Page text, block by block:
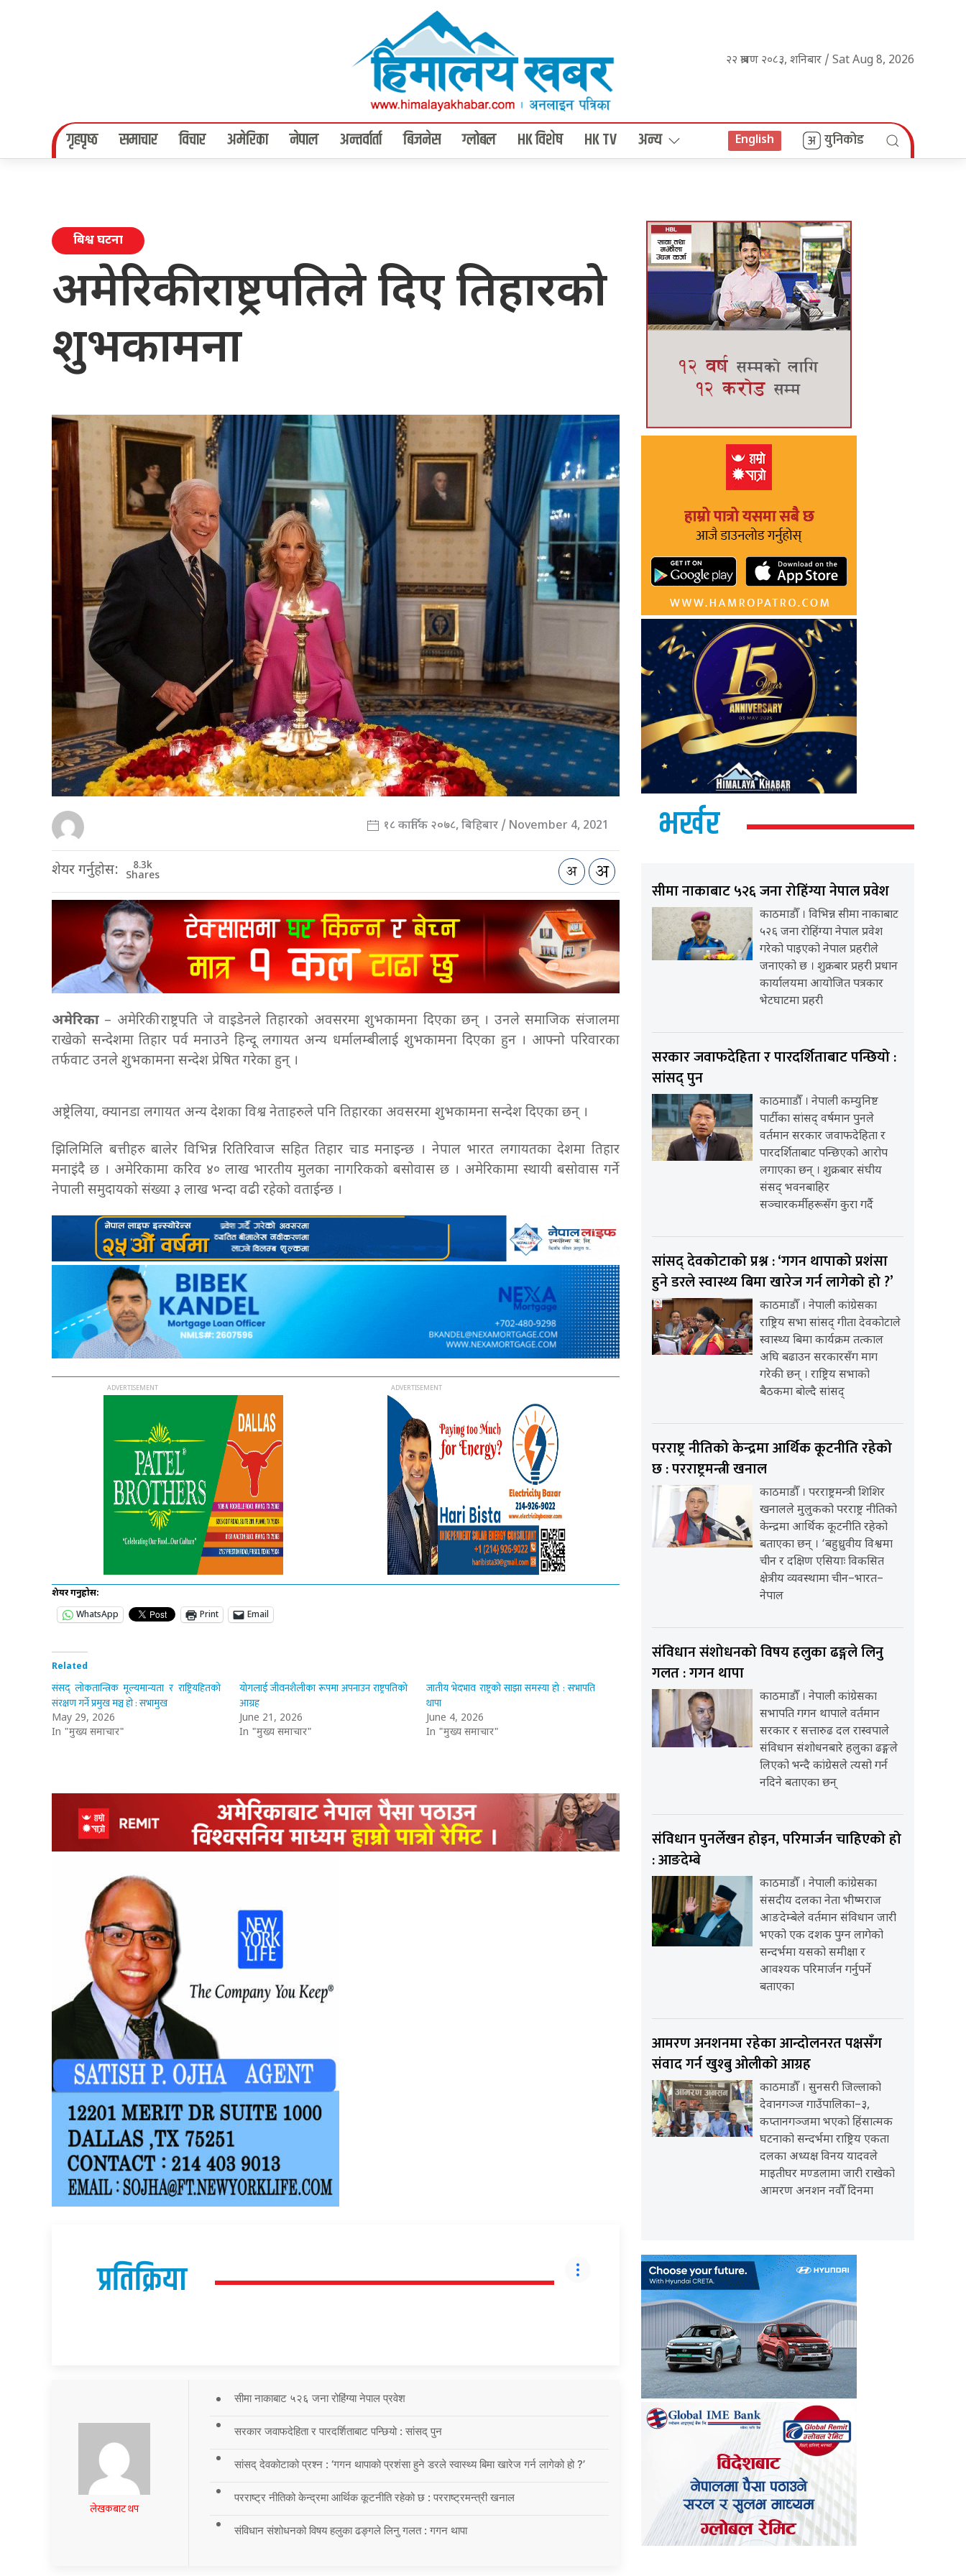
२२ श्रावण २०८३, शनिबार / Sat Aug 8, 2026
गृहपृष्‍ठ समाचार विचार अमेरिका नेपाल अन्तर्वार्ता बिजनेस ग्लोबल HK विशेष HK TV अन्य English युनिकोड
बिश्व घटना
अमेरिकी राष्ट्रपतिले दिए तिहारको
शुभकामना
१८ कार्तिक २०७८, बिहिबार / November 4, 2021
शेयर गर्नुहोस: 8.3k
Shares
अमेरिका – अमेरिकी राष्ट्रपति जे वाइडेनले तिहारको अवसरमा शुभकामना दिएका छन् । उनले समाजिक संजालमा
राखेको सन्देशमा तिहार पर्व मनाउने हिन्दू लगायत अन्य धर्मालम्बीलाई शुभकामना दिएका हुन । आफ्नो परिवारका
तर्फवाट उनले शुभकामना सन्देश प्रेषित गरेका हुन् ।
अष्ट्रेलिया, क्यानडा लगायत अन्य देशका विश्व नेताहरुले पनि तिहारका अवसरमा शुभकामना सन्देश दिएका छन् ।
झिलिमिलि बत्तीहरु बालेर विभिन्न रितिरिवाज सहित तिहार चाड मनाइन्छ । नेपाल भारत लगायतका देशमा तिहार
मनाइंदै छ । अमेरिकामा करिव ४० लाख भारतीय मुलका नागरिकको बसोवास छ । अमेरिकामा स्थायी बसोवास गर्ने
नेपाली समुदायको संख्या ३ लाख भन्दा वढी रहेको वताईन्छ ।
शेयर गर्नुहोस:
WhatsApp
Print Email
Related
संसद् लोकतान्त्रिक मूल्यमान्यता र राष्ट्रियहितको
संरक्षण गर्ने प्रमुख मञ्च हो : सभामुख
May 29, 2026
In "मुख्य समाचार"
योगलाई जीवनशैलीका रूपमा अपनाउन राष्ट्रपतिको
आग्रह
June 21, 2026
In "मुख्य समाचार"
जातीय भेदभाव राष्ट्रको साझा समस्या हो : सभापति
थापा
June 4, 2026
In "मुख्य समाचार"
प्रतिक्रिया
लेखकबाट थप
सीमा नाकाबाट ५२६ जना रोहिंग्या नेपाल प्रवेश
सरकार जवाफदेहिता र पारदर्शिताबाट पन्छियो : सांसद् पुन
सांसद् देवकोटाको प्रश्न : ‘गगन थापाको प्रशंसा हुने डरले स्वास्थ्य बिमा खारेज गर्न लागेको हो ?’
परराष्ट्र नीतिको केन्द्रमा आर्थिक कूटनीति रहेको छ : परराष्ट्रमन्त्री खनाल
संविधान संशोधनको विषय हलुका ढङ्गले लिनु गलत : गगन थापा
भर्खर
सीमा नाकाबाट ५२६ जना रोहिंग्या नेपाल प्रवेश
काठमाडौँ । विभिन्न सीमा नाकाबाट
५२६ जना रोहिंग्या नेपाल प्रवेश
गरेको पाइएको नेपाल प्रहरीले
जनाएको छ । शुक्रबार प्रहरी प्रधान
कार्यालयमा आयोजित पत्रकार
भेटघाटमा प्रहरी
सरकार जवाफदेहिता र पारदर्शिताबाट पन्छियो :
सांसद् पुन
काठमााडौँ । नेपाली कम्युनिष्ट
पार्टीका सांसद् वर्षमान पुनले
वर्तमान सरकार जवाफदेहिता र
पारदर्शिताबाट पन्छिएको आरोप
लगाएका छन् । शुक्रबार संघीय
संसद् भवनबाहिर
सञ्चारकर्मीहरूसँग कुरा गर्दै
सांसद् देवकोटाको प्रश्न : ‘गगन थापाको प्रशंसा
हुने डरले स्वास्थ्य बिमा खारेज गर्न लागेको हो ?’
काठमाडौँ । नेपाली कांग्रेसका
राष्ट्रिय सभा सांसद् गीता देवकोटाले
स्वास्थ्य बिमा कार्यक्रम तत्काल
अघि बढाउन सरकारसँग माग
गरेकी छन् । राष्ट्रिय सभाको
बैठकमा बोल्दै सांसद्
परराष्ट्र नीतिको केन्द्रमा आर्थिक कूटनीति रहेको
छ : परराष्ट्रमन्त्री खनाल
काठमाडौँ । परराष्ट्रमन्त्री शिशिर
खनालले मुलुकको परराष्ट्र नीतिको
केन्द्रमा आर्थिक कूटनीति रहेको
बताएका छन् । ‘बहुध्रुवीय विश्वमा
चीन र दक्षिण एसियाः विकसित
क्षेत्रीय व्यवस्थामा चीन–भारत–
नेपाल
संविधान संशोधनको विषय हलुका ढङ्गले लिनु
गलत : गगन थापा
काठमाडौँ । नेपाली कांग्रेसका
सभापति गगन थापाले वर्तमान
सरकार र सत्तारुढ दल रास्वपाले
संविधान संशोधनबारे हलुका ढङ्गले
लिएको भन्दै कांग्रेसले त्यसो गर्न
नदिने बताएका छन्
संविधान पुनर्लेखन होइन, परिमार्जन चाहिएको हो
: आङदेम्बे
काठमाडौँ । नेपाली कांग्रेसका
संसदीय दलका नेता भीष्मराज
आङदेम्बेले वर्तमान संविधान जारी
भएको एक दशक पुग्न लागेको
सन्दर्भमा यसको समीक्षा र
आवश्यक परिमार्जन गर्नुपर्ने
बताएका
आमरण अनशनमा रहेका आन्दोलनरत पक्षसँग
संवाद गर्न खुश्बु ओलीको आग्रह
काठमाडौँ । सुनसरी जिल्लाको
देवानगञ्ज गाउँपालिका–३,
कप्तानगञ्जमा भएको हिंसात्मक
घटनाको सन्दर्भमा राष्ट्रिय एकता
दलका अध्यक्ष विनय यादवले
माइतीघर मण्डलामा जारी राखेको
आमरण अनशन नवौँ दिनमा